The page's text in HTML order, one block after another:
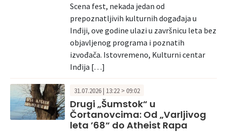
Scena fest, nekada jedan od
prepoznatljivih kulturnih događaja u
Inđiji, ove godine ulazi u završnicu leta bez
objavljenog programa i poznatih
izvođača. Istovremeno, Kulturni centar
Inđija […]
31.07.2026 | 13:22 > 09:02
Drugi „Šumstok“ u
Čortanovcima: Od „Varljivog
leta ’68“ do Atheist Rapa